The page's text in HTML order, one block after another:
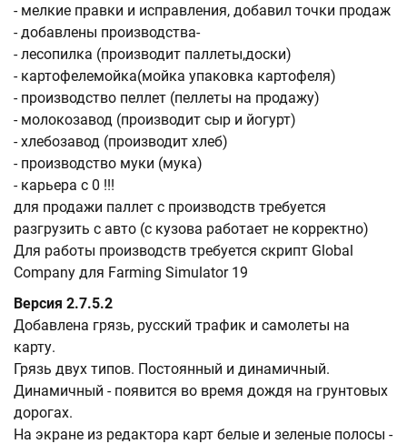
- мелкие правки и исправления, добавил точки продаж
- добавлены производства-
- лесопилка (производит паллеты,доски)
- картофелемойка(мойка упаковка картофеля)
- производство пеллет (пеллеты на продажу)
- молокозавод (производит сыр и йогурт)
- хлебозавод (производит хлеб)
- производство муки (мука)
- карьера с 0 !!!
для продажи паллет с производств требуется
разгрузить с авто (с кузова работает не корректно)
Для работы производств требуется скрипт Global
Company для Farming Simulator 19
Версия 2.7.5.2
Добавлена грязь, русский трафик и самолеты на
карту.
Грязь двух типов. Постоянный и динамичный.
Динамичный - появится во время дождя на грунтовых
дорогах.
На экране из редактора карт белые и зеленые полосы -